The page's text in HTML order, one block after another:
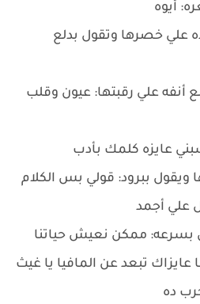
أيوه
علي خصرها وتقول بدلع
أنفه علي رقبتها: عيون وقلب
عايزه كلمك بأدب
ببرود: قولي بس الكلام
علي أجمد
بسرعه: ممكن نعيش حياتنا
عايزاك تبعد عن المافيا يا غيث
ده